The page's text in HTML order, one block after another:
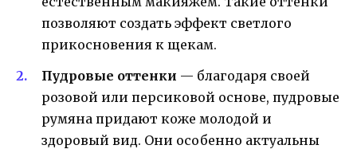
позволяют создать эффект светлого
прикосновения к щекам.
Пудровые оттенки — благодаря своей
розовой или персиковой основе, пудровые
румяна придают коже молодой и
здоровый вид. Они особенно актуальны